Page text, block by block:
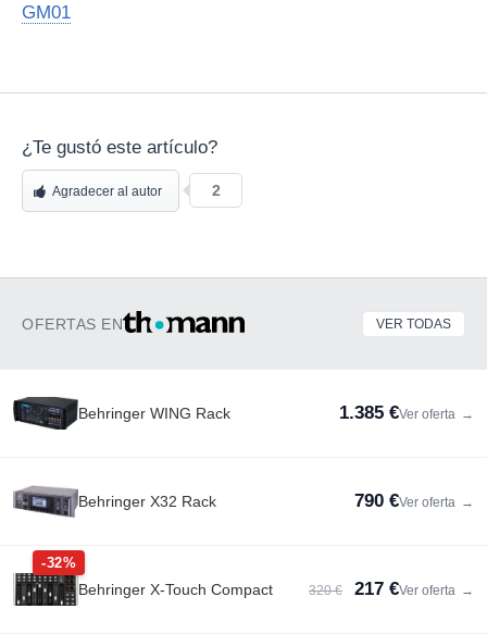
GM01
¿Te gustó este artículo?
Agradecer al autor 2
OFERTAS EN VER TODAS
Behringer WING Rack 1.385 €Ver oferta →
Behringer X32 Rack 790 €Ver oferta →
-32%
Behringer X-Touch Compact 320 € 217 €Ver oferta →